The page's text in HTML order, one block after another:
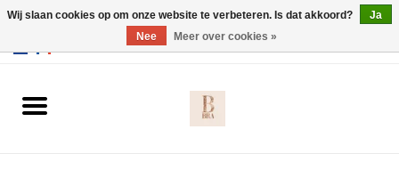
Wij slaan cookies op om onze website te verbeteren. Is dat akkoord?
Ja
Nee
Meer over cookies »
Webshop werkt met EU maten. .